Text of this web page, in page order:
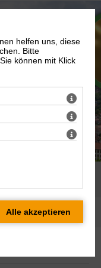
helfen uns, diese
Bitte
können mit Klick